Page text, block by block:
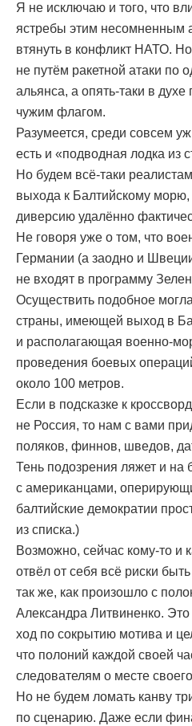
Я не исключаю и того, что
ястребы этим несомненным
втянуть в конфликт НАТО. Но
не путём ракетной атаки по
альянса, а опять-таки в
чужим флагом.
Разумеется, среди совсем
есть и «подводная лодка из
Но будем всё-таки
выхода к Балтийскому
диверсию удалённо
Не говоря уже о том, что
Германии (а заодно и
не входят в программу
Осуществить подобное
страны, имеющей выход в
и располагающая военно-
проведения боевых
около 100 метров.
Если в подсказке к
не Россия, то нам с вами
поляков, финнов, шведов,
Тень подозрения ляжет и на
с американцами,
балтийские демократии
из списка.)
Возможно, сейчас кому-то и
отвёл от себя всё риски
так же, как произошло с
Александра Литвиненко.
ход по сокрытию мотива и
что полоний каждой своей
следователям о месте
Но не будем ломать канву
по сценарию. Даже если